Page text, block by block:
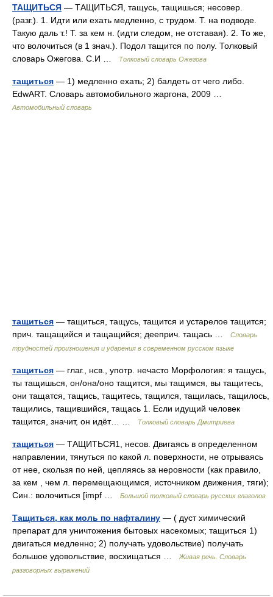
ТАЩИТЬСЯ — ТАЩИТЬСЯ, тащусь, тащишься; несовер.
(разг.). 1. Идти или ехать медленно, с трудом. Т. на подводе.
Такую даль т.! Т. за кем н. (идти следом, не отставая). 2. То же,
что волочиться (в 1 знач.). Подол тащится по полу. Толковый
словарь Ожегова. С.И …
Толковый словарь Ожегова
тащиться — 1) медленно ехать; 2) балдеть от чего либо.
EdwART. Словарь автомобильного жаргона, 2009 …
Автомобильный словарь
тащиться — тащиться, тащусь, тащится и устарелое тащится;
прич. тащащийся и тащащийся; дееприч. тащась …
Словарь
трудностей произношения и ударения в современном русском языке
тащиться — глаг., нсв., употр. нечасто Морфология: я тащусь,
ты тащишься, он/она/оно тащится, мы тащимся, вы тащитесь,
они тащатся, тащись, тащитесь, тащился, тащилась, тащилось,
тащились, тащившийся, тащась 1. Если идущий человек
тащится, значит, он идёт… …
Толковый словарь Дмитриева
тащиться — ТАЩИТЬСЯ1, несов. Двигаясь в определенном
направлении, тянуться по какой л. поверхности, не отрываясь
от нее, скользя по ней, цепляясь за неровности (как правило,
за кем , чем л. перемещающимся, источником движения, тяги);
Син.: волочиться [impf …
Большой толковый словарь русских глаголов
Тащиться, как моль по нафталину — ( дуст химический
препарат для уничтожения бытовых насекомых; тащиться 1)
двигаться медленно; 2) получать удовольствие) получать
большое удовольствие, восхищаться …
Живая речь. Словарь
разговорных выражений